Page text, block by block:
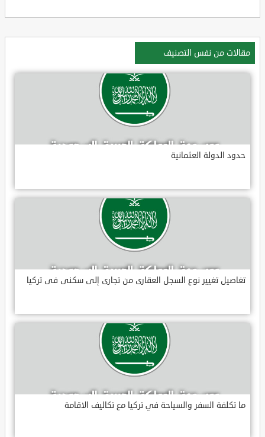
مقالات من نفس التصنيف
حدود الدولة العثمانية
تغاصيل تغيير نوع السجل العقارى من تجارى إلى سكنى فى تركيا
ما تكلفة السفر والسياحة في تركيا مع تكاليف الاقامة